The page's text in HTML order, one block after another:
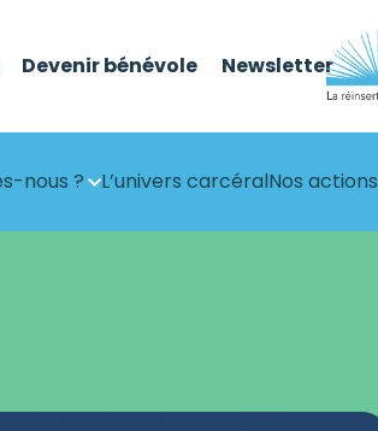
Devenir bénévole Newsletter
nous ? L’univers carcéralNos actions